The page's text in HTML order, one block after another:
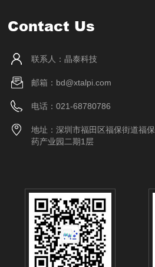
Contact Us
联系人：晶泰科技
邮箱：bd@xtalpi.com
电话：021-68780786
地址：深圳市福田区福保街道福
药产业园二期1层